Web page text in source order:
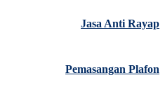
Jasa Anti Rayap
Pemasangan Plafon